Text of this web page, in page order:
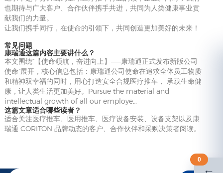
也期待与广大客户、合作伙伴携手共进，共同为人类健康事业贡
献我们的力量。
让我们携手同行，在使命的引领下，共同创造更加美好的未来！
常见问题
康瑞通这篇内容主要讲什么？
本文围绕“【使命领航，奋进向上】——康瑞通正式发布新版公司
使命”展开，核心信息包括：康瑞通公司使命在追求全体员工物质
和精神双幸福的同时，用心打造安全合规医疗推车， 承载生命健
康，让人类生活更加美好。Pursue the material and
intellectual growth of all our employe…
这篇文章适合哪些读者？
适合关注医疗推车、医用推车、医疗设备安装、设备支架以及康
瑞通 CORITON 品牌动态的客户、合作伙伴和采购决策者阅读。
←
0